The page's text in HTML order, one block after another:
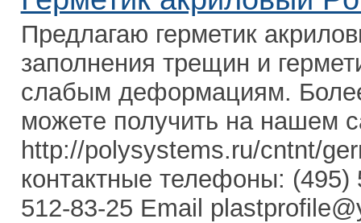
Предлагаю герметик
заполнения трещин и
слабым деформациям.
можете получить на нашем
http://polysystems.ru/cntnt/
контактные телефоны:
512-83-25 Email